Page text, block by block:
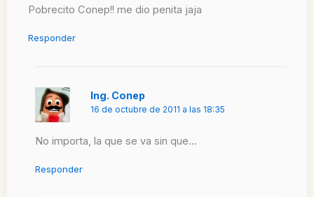
Pobrecito Conep!! me dio penita jaja
Responder
Ing. Conep
16 de octubre de 2011 a las 18:35
No importa, la que se va sin que…
Responder